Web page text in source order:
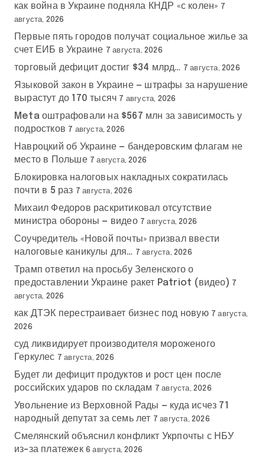
как война в Украине подняла КНДР «с колен» 7
августа, 2026
Первые пять городов получат социальное жилье за
счет ЕИБ в Украине 7 августа, 2026
торговый дефицит достиг $34 млрд… 7 августа, 2026
Языковой закон в Украине — штрафы за нарушение
вырастут до 170 тысяч 7 августа, 2026
Meta оштрафовали на $567 млн за зависимость у
подростков 7 августа, 2026
Навроцкий об Украине — бандеровским флагам не
место в Польше 7 августа, 2026
Блокировка налоговых накладных сократилась
почти в 5 раз 7 августа, 2026
Михаил Федоров раскритиковал отсутствие
министра обороны — видео 7 августа, 2026
Соучредитель «Новой почты» призвал ввести
налоговые каникулы для… 7 августа, 2026
Трамп ответил на просьбу Зеленского о
предоставлении Украине ракет Patriot (видео) 7
августа, 2026
как ДТЭК перестраивает бизнес под новую 7 августа,
2026
суд ликвидирует производителя мороженого
Геркулес 7 августа, 2026
Будет ли дефицит продуктов и рост цен после
российских ударов по складам 7 августа, 2026
Увольнение из Верховной Рады — куда исчез 71
народный депутат за семь лет 7 августа, 2026
Смелянский объяснил конфликт Укрпочты с НБУ
из-за платежек 6 августа, 2026